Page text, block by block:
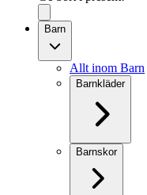
Barn
Allt inom Barn
Barnkläder
Barnskor